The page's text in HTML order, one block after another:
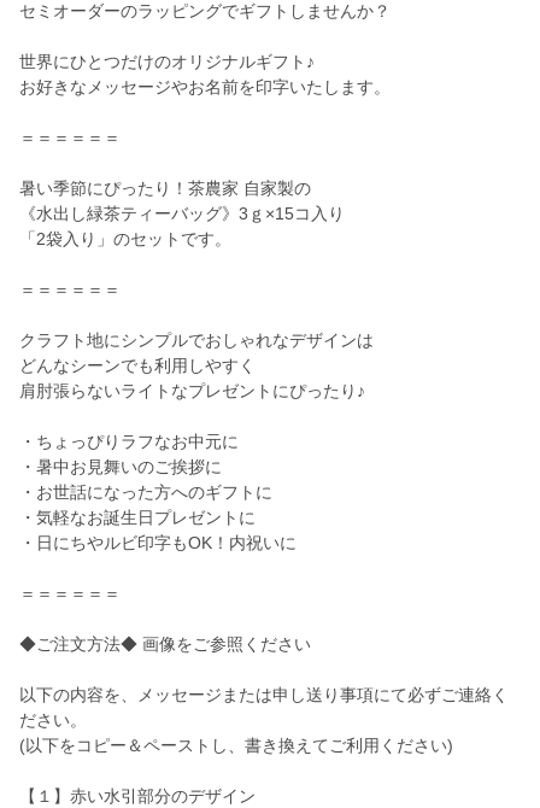
セミオーダーのラッピングでギフトしませんか？
世界にひとつだけのオリジナルギフト♪
お好きなメッセージやお名前を印字いたします。
＝＝＝＝＝＝
暑い季節にぴったり！茶農家 自家製の
《水出し緑茶ティーバッグ》3ｇ×15コ入り
「2袋入り」のセットです。
＝＝＝＝＝＝
クラフト地にシンプルでおしゃれなデザインは
どんなシーンでも利用しやすく
肩肘張らないライトなプレゼントにぴったり♪
・ちょっぴりラフなお中元に
・暑中お見舞いのご挨拶に
・お世話になった方へのギフトに
・気軽なお誕生日プレゼントに
・日にちやルビ印字もOK！内祝いに
＝＝＝＝＝＝
◆ご注文方法◆ 画像をご参照ください
以下の内容を、メッセージまたは申し送り事項にて必ずご連絡く
ださい。
(以下をコピー＆ペーストし、書き換えてご利用ください)
【１】赤い水引部分のデザイン